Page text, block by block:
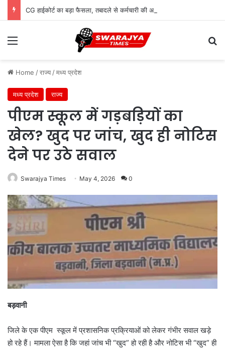
Menu
Home /राज्य /मध्य प्रदेश
मध्य प्रदेश राज्य
पीएम स्कूल में गड़बड़ियों का
खेल? खुद पर जांच, खुद ही नोटिस
देने पर उठे सवाल
Swarajya Times May 4, 2026 0
बड़वानी
जिले के एक पीएम स्कूल में प्रशासनिक प्रक्रियाओं को लेकर गंभीर सवाल खड़े
हो रहे हैं। मामला ऐसा है कि जहां जांच भी “खुद” हो रही है और नोटिस भी “खुद” ही